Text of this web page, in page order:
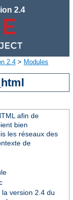
2.4
2.4 > Modules
afin de
bien
les réseaux des
de
version 2.4 du